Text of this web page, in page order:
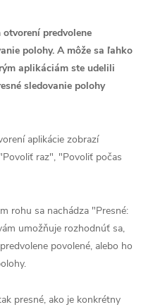
predvolene
polohy. A môže sa ľahko
aplikáciám ste udelili
sledovanie polohy
aplikácie zobrazí
raz", "Povoliť počas
rohu sa nachádza "Presné:
umožňuje rozhodnúť sa,
povolené, alebo ho
presné, ako je konkrétny